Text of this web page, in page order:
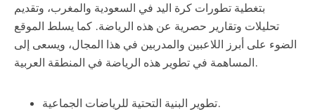
بتغطية تطورات كرة اليد في السعودية والمغرب، وتقديم
تحليلات وتقارير حصرية عن هذه الرياضة. كما يسلط الموقع
الضوء على أبرز اللاعبين والمدربين في هذا المجال، ويسعى إلى
المساهمة في تطوير هذه الرياضة في المنطقة العربية.
تطوير البنية التحتية للرياضات الجماعية.